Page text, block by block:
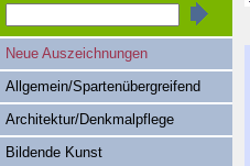
Neue Auszeichnungen
Allgemein/Spartenübergreifend
Architektur/Denkmalpflege
Bildende Kunst